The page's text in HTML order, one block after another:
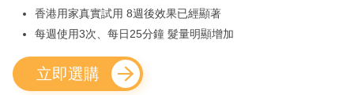
香港用家真實試用 8週後效果已經顯著
每週使用3次、每日25分鐘 髮量明顯增加
立即選購